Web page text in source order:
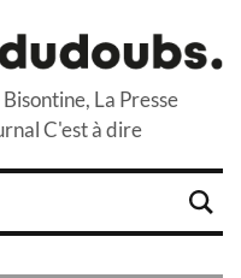
La Presse
C'est à dire